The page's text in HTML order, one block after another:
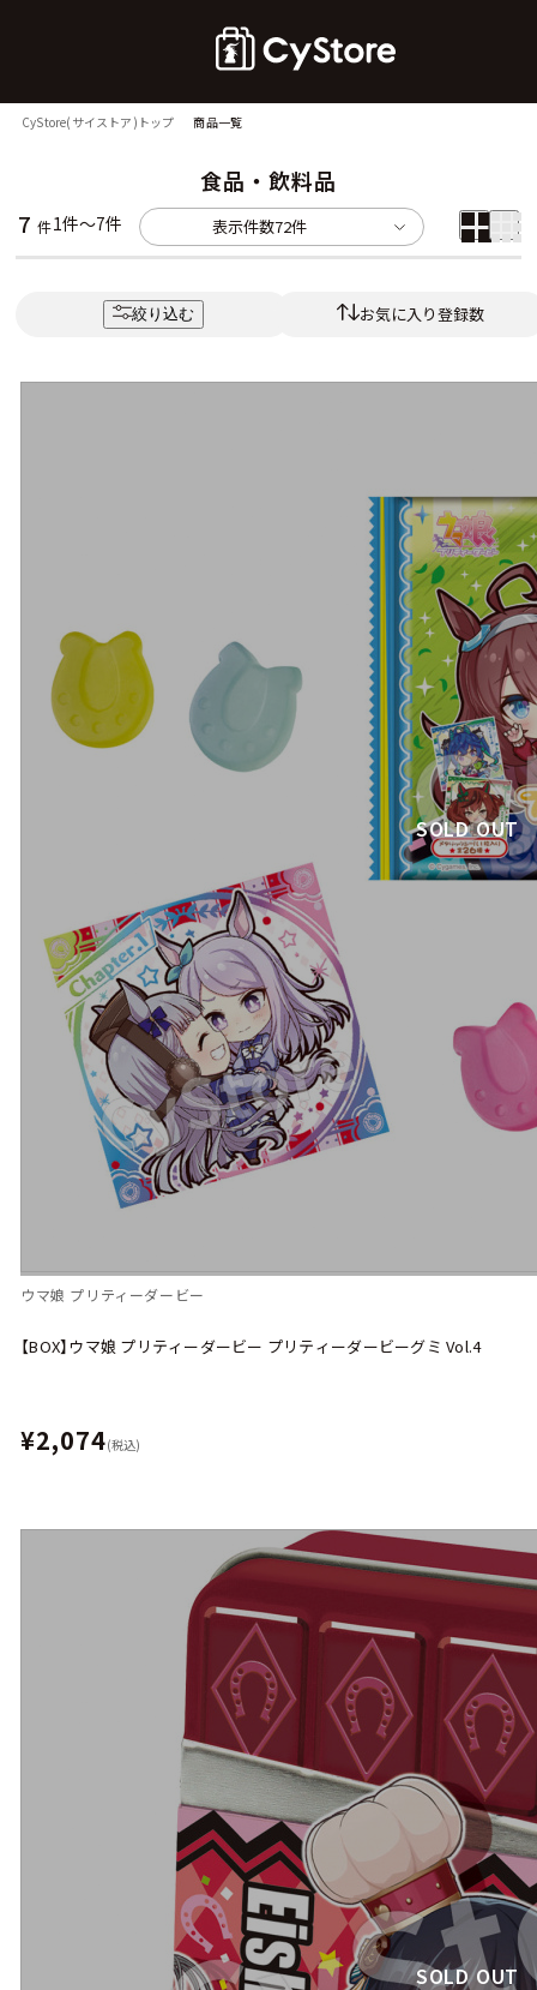
CyStore(サイストア)トップ 商品一覧
食品・飲料品
7 件1件～7件 表示件数72件
絞り込む お気に入り登録数
SOLD OUT
ウマ娘 プリティーダービー
【BOX】ウマ娘 プリティーダービー プリティーダービーグミ Vol.4
¥2,074(税込)
SOLD OUT